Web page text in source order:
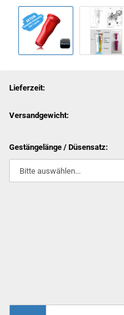
Lieferzeit:
Versandgewicht:
Gestängelänge / Düsensatz: